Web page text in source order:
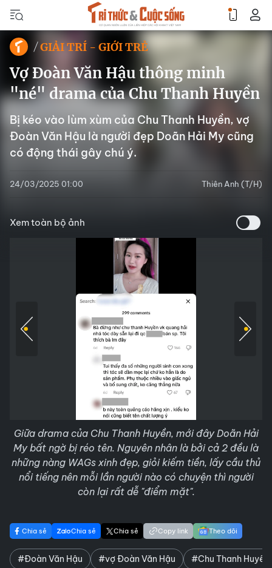
GIẢI TRÍ - GIỚI TRẺ
Vợ Đoàn Văn Hậu thông minh
"né" drama của Chu Thanh Huyền
Bị kéo vào lùm xùm của Chu Thanh Huyền, vợ
Đoàn Văn Hậu là người đẹp Doãn Hải My cũng
có động thái gây chú ý.
24/03/2025 01:00 Thiên Anh (T/H)
Xem toàn bộ ảnh
Giữa drama của Chu Thanh Huyền, mới đây Doãn Hải
My bất ngờ bị réo tên. Nguyên nhân là bởi cả 2 đều là
những nàng WAGs xinh đẹp, giỏi kiếm tiền, lấy cầu thủ
nổi tiếng nên mỗi lần người nào có chuyện thì người
còn lại rất dễ "điểm mặt".
Chia sẻ Chia sẻ Chia sẻ Copy link Theo dõi
#Đoàn Văn Hậu #vợ Đoàn Văn Hậu #Chu Thanh Huyền